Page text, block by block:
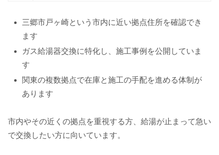
三郷市戸ヶ崎という市内に近い拠点住所を確認でき
ます
ガス給湯器交換に特化し、施工事例を公開していま
す
関東の複数拠点で在庫と施工の手配を進める体制が
あります
市内やその近くの拠点を重視する方、給湯が止まって急い
で交換したい方に向いています。